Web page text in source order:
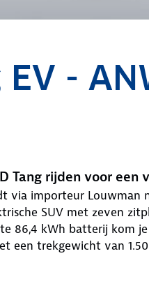
EV -
Tang rijden voor een
via importeur
SUV met zeven
86,4 kWh batterij kom
een trekgewicht van